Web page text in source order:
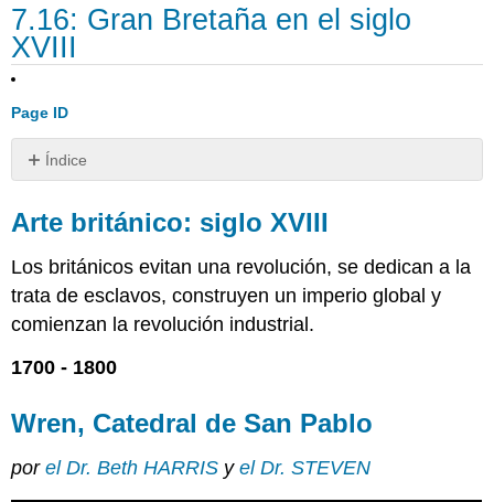
7.16: Gran Bretaña en el siglo
XVIII
Page ID
Índice
británico:
siglo
XVIII
Catedral
de
Pablo
adicionales:
Smarthistory
Arte británico: siglo XVIII
Los británicos evitan una revolución, se dedican a la
trata de esclavos, construyen un imperio global y
comienzan la revolución industrial.
1700 - 1800
Wren, Catedral de San Pablo
porel Dr. Beth HARRIS yel Dr. STEVEN